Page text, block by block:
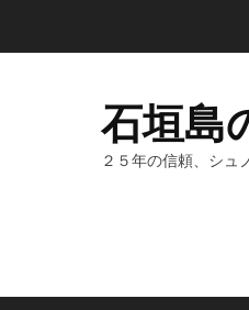
石垣島
２５年の信頼、シュ